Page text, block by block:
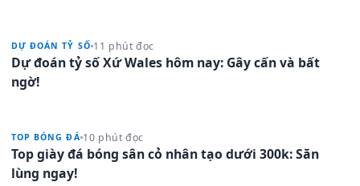
DỰ ĐOÁN TỶ SỐ 11 phút đọc
Dự đoán tỷ số Xứ Wales hôm nay: Gây cấn và bất
ngờ!
TOP BÓNG ĐÁ 10 phút đọc
Top giày đá bóng sân cỏ nhân tạo dưới 300k: Săn
lùng ngay!